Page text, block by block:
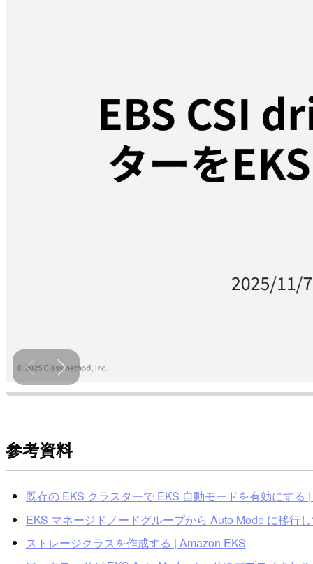
参考資料
既存の EKS クラスターで EKS 自動モードを有効にする
EKS マネージドノードグループから Auto Mode に移行
ストレージクラスを作成する | Amazon EKS